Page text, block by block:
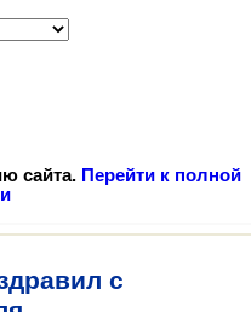
сайта. Перейти к полной
с